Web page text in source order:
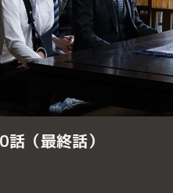
（最終話）